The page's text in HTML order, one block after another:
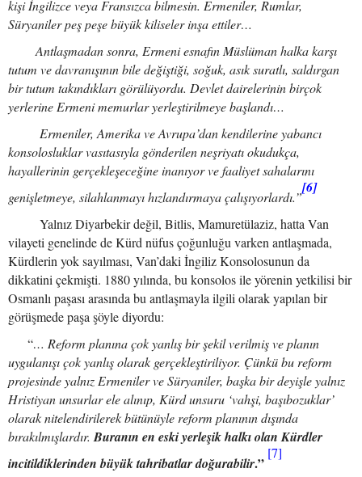
kişi İngilizce veya Fransızca bilmesin. Ermeniler, Rumlar,
Süryaniler peş peşe büyük kiliseler inşa ettiler…
Antlaşmadan sonra, Ermeni esnafın Müslüman halka karşı
tutum ve davranışının bile değiştiği, soğuk, asık suratlı, saldırgan
bir tutum takındıkları görülüyordu. Devlet dairelerinin birçok
yerlerine Ermeni memurlar yerleştirilmeye başlandı…
Ermeniler, Amerika ve Avrupa’dan kendilerine yabancı
konsolosluklar vasıtasıyla gönderilen neşriyatı okudukça,
hayallerinin gerçekleşeceğine inanıyor ve faaliyet sahalarını
genişletmeye, silahlanmayı hızlandırmaya çalışıyorlardı.”
[6]
Yalnız Diyarbekir değil, Bitlis, Mamuretülaziz, hatta Van
vilayeti genelinde de Kürd nüfus çoğunluğu varken antlaşmada,
Kürdlerin yok sayılması, Van’daki İngiliz Konsolosunun da
dikkatini çekmişti. 1880 yılında, bu konsolos ile yörenin yetkilisi bir
Osmanlı paşası arasında bu antlaşmayla ilgili olarak yapılan bir
görüşmede paşa şöyle diyordu:
“… Reform planına çok yanlış bir şekil verilmiş ve planın
uygulanışı çok yanlış olarak gerçekleştiriliyor. Çünkü bu reform
projesinde yalnız Ermeniler ve Süryaniler, başka bir deyişle yalnız
Hristiyan unsurlar ele alınıp, Kürd unsuru ‘vahşi, başıbozuklar’
olarak nitelendirilerek bütünüyle reform planının dışında
bırakılmışlardır. Buranın en eski yerleşik halkı olan Kürdler
incitildiklerinden büyük tahribatlar doğurabilir.”
[7]